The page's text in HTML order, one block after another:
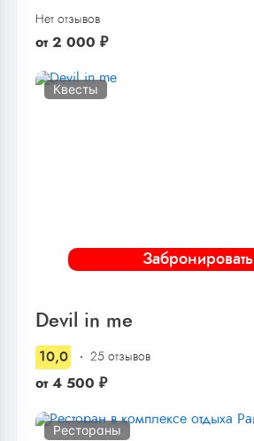
Нет отзывов
от 2 000 ₽
Забронировать
Квесты
Devil in me
10,0 25 отзывов
от 4 500 ₽
Рестораны